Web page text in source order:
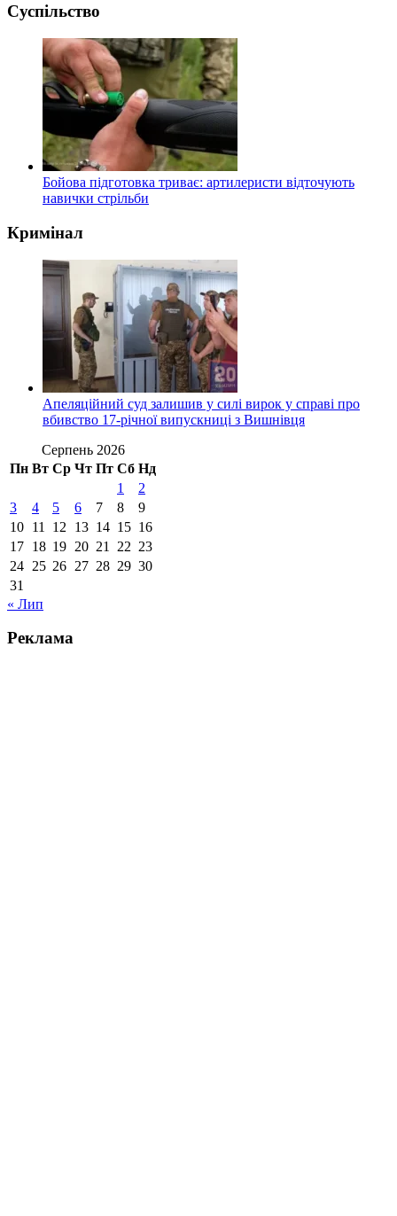
Суспільство
Бойова підготовка триває: артилеристи відточують
навички стрільби
Кримінал
Апеляційний суд залишив у силі вирок у справі про
вбивство 17-річної випускниці з Вишнівця
Серпень 2026
Пн Вт Ср Чт Пт Сб Нд
1
2
3
4 5 6 7 8
9
10 11 12 13 14 15 16
17 18 19 20 21 22 23
24 25 26 27 28 29 30
31
« Лип
Реклама